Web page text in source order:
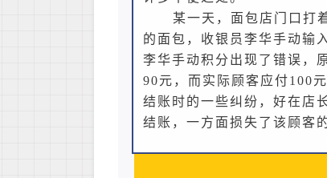
某一天，面包店门口打
的面包，收银员李华手动输
李华手动积分出现了错误，
90元，而实际顾客应付100
结账时的一些纠纷，好在店
结账，一方面损失了该顾客